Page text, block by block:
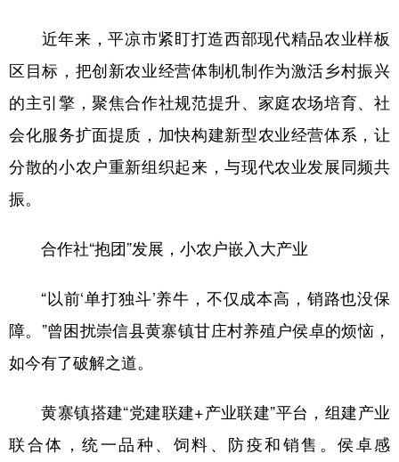
近年来，平凉市紧盯打造西部现代精品农业样板
区目标，把创新农业经营体制机制作为激活乡村振兴
的主引擎，聚焦合作社规范提升、家庭农场培育、社
会化服务扩面提质，加快构建新型农业经营体系，让
分散的小农户重新组织起来，与现代农业发展同频共
振。
合作社“抱团”发展，小农户嵌入大产业
“以前‘单打独斗’养牛，不仅成本高，销路也没保
障。”曾困扰崇信县黄寨镇甘庄村养殖户侯卓的烦恼，
如今有了破解之道。
黄寨镇搭建“党建联建+产业联建”平台，组建产业
联合体，统一品种、饲料、防疫和销售。侯卓感